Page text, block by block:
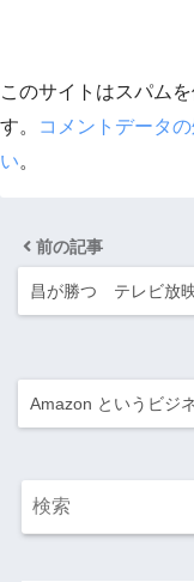
このサイトはスパム
す。
コメントデータ
い。
前の記事
昌が勝つ テレビ放
Amazon というビジ